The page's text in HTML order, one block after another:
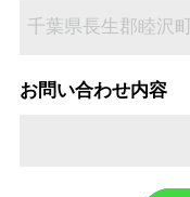
お問い合わせ内容